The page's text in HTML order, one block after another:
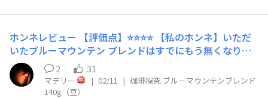
バランスよくまとまったコーヒーを楽しめました。 自宅
でリラックスできて、最高です❣ 【リピート】 是非と
も！リピートしたいです！
ホンネレビュー 【評価点】⭐️⭐️⭐️⭐️ 【私のホンネ】いただ
いたブルーマウンテン ブレンドはすでにもう無くなりそ
うなくらい飲んでしまってますが笑、甘く優雅な香りと苦
味・酸味・コクのバランスが抜群で、実際に飲んでみる
と、とてもまろやかで飲みやすく、珈琲探究シリーズの中
2 31
マデリー | 02/11 | 珈琲探究 ブルーマウンテンブレンド
140g（豆）